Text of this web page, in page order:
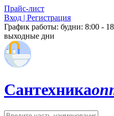
Прайс-лист
Вход | Регистрация
График работы: будни: 8:00 -
выходные дни
Сантехника